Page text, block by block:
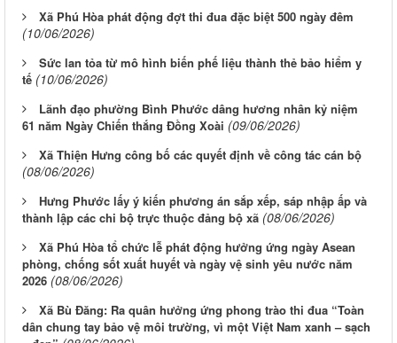
Xã Phú Hòa phát động đợt thi đua đặc biệt 500 ngày đêm
(10/06/2026)
Sức lan tỏa từ mô hình biến phế liệu thành thẻ bảo hiểm y
tế (10/06/2026)
Lãnh đạo phường Bình Phước dâng hương nhân kỷ niệm
61 năm Ngày Chiến thắng Đồng Xoài (09/06/2026)
Xã Thiện Hưng công bố các quyết định về công tác cán bộ
(08/06/2026)
Hưng Phước lấy ý kiến phương án sắp xếp, sáp nhập ấp và
thành lập các chi bộ trực thuộc đảng bộ xã (08/06/2026)
Xã Phú Hòa tổ chức lễ phát động hưởng ứng ngày Asean
phòng, chống sốt xuất huyết và ngày vệ sinh yêu nước năm
2026 (08/06/2026)
Xã Bù Đăng: Ra quân hưởng ứng phong trào thi đua “Toàn
dân chung tay bảo vệ môi trường, vì một Việt Nam xanh – sạch